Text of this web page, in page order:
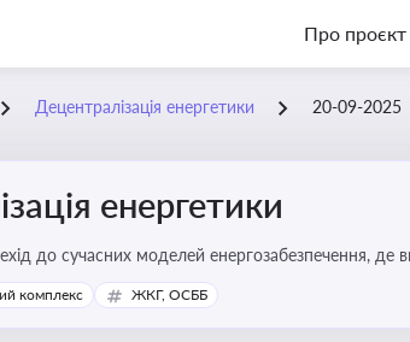
Про проєкт
Децентралізація енергетики 20-09-2025
енергетики
до сучасних моделей енергозабезпечення,
енергонезалежності громад, зменшення втрат
комплекс ЖКГ, ОСББ